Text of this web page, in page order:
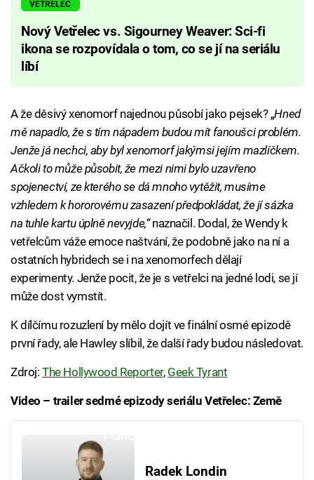
VETŘELEC
Nový Vetřelec vs. Sigourney Weaver: Sci-fi
ikona se rozpovídala o tom, co se jí na seriálu
líbí
A že děsivý xenomorf najednou působí jako pejsek? „Hned
mě napadlo, že s tím nápadem budou mít fanoušci problém.
Jenže já nechci, aby byl xenomorf jakýmsi jejím mazlíčkem.
Ačkoli to může působit, že mezi nimi bylo uzavřeno
spojenectví, ze kterého se dá mnoho vytěžit, musíme
vzhledem k hororovému zasazení předpokládat, že jí sázka
na tuhle kartu úplně nevyjde,“naznačil. Dodal, že Wendy k
vetřelcům váže emoce naštvání, že podobně jako na ní a
ostatních hybridech se i na xenomorfech dělají
experimenty. Jenže pocit, že je s vetřelci na jedné lodi, se jí
může dost vymstít.
K dílčímu rozuzlení by mělo dojít ve finální osmé epizodě
první řady, ale Hawley slíbil, že další řady budou následovat.
Zdroj:The Hollywood Reporter, Geek Tyrant
Video – trailer sedmé epizody seriálu Vetřelec: Země
Radek Londin